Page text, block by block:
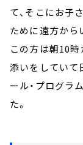
て、そこにお子
ために遠方から
この方は朝10
添いをしていて
ール・プログラ
た。